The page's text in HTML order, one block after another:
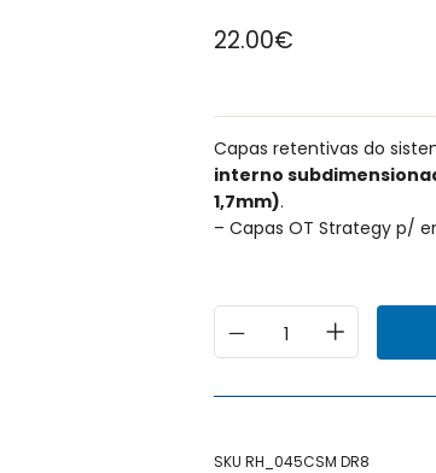
22.00€
Capas retentivas do
interno
1,7mm).
– Capas OT Strategy p/
SKU RH_045CSM DR8